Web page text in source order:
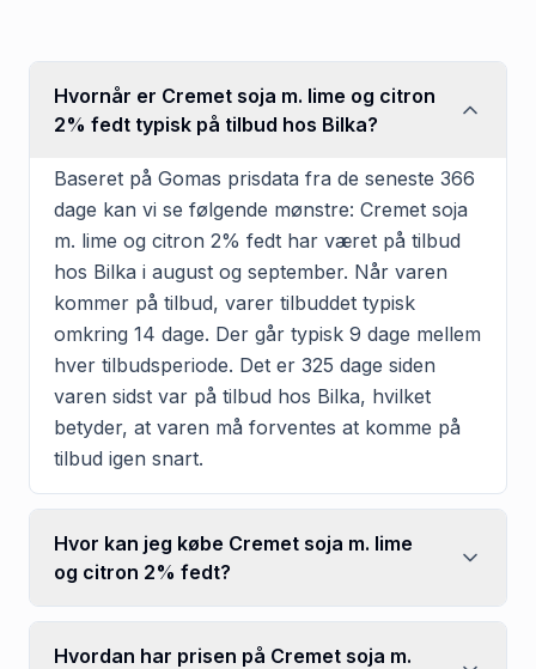
Hvornår er Cremet soja m. lime og citron
2% fedt typisk på tilbud hos Bilka?
Baseret på Gomas prisdata fra de seneste 366
dage kan vi se følgende mønstre: Cremet soja
m. lime og citron 2% fedt har været på tilbud
hos Bilka i august og september. Når varen
kommer på tilbud, varer tilbuddet typisk
omkring 14 dage. Der går typisk 9 dage mellem
hver tilbudsperiode. Det er 325 dage siden
varen sidst var på tilbud hos Bilka, hvilket
betyder, at varen må forventes at komme på
tilbud igen snart.
Hvor kan jeg købe Cremet soja m. lime
og citron 2% fedt?
Hvordan har prisen på Cremet soja m.